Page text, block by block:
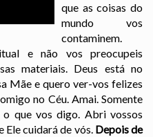
que as coisas do
mundo vos
contaminem.
e não vos preocupeis
materiais. Deus está no
Mãe e quero ver-vos felizes
no Céu. Amai. Somente
que vos digo. Abri vossos
Ele cuidará de vós. Depois de